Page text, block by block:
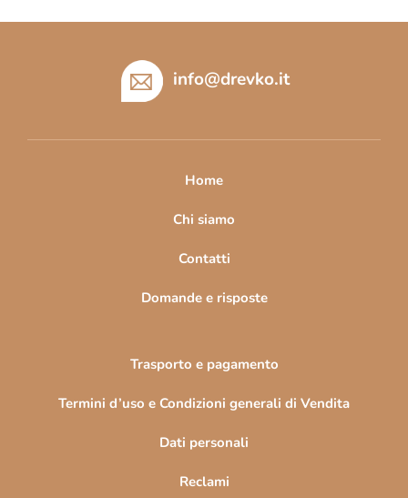
info@drevko.it
Home
Chi siamo
Contatti
Domande e risposte
Trasporto e pagamento
Termini d’uso e Condizioni generali di Vendita
Dati personali
Reclami